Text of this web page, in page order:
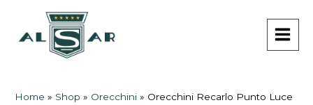
contenuto
Home » Shop » Orecchini » Orecchini Recarlo Punto Luce